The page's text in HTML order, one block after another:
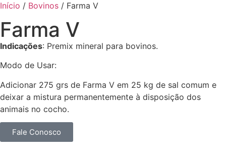
Início / Bovinos / Farma V
Farma V
Indicações: Premix mineral para bovinos.
Modo de Usar:
Adicionar 275 grs de Farma V em 25 kg de sal comum e
deixar a mistura permanentemente à disposição dos
animais no cocho.
Fale Conosco